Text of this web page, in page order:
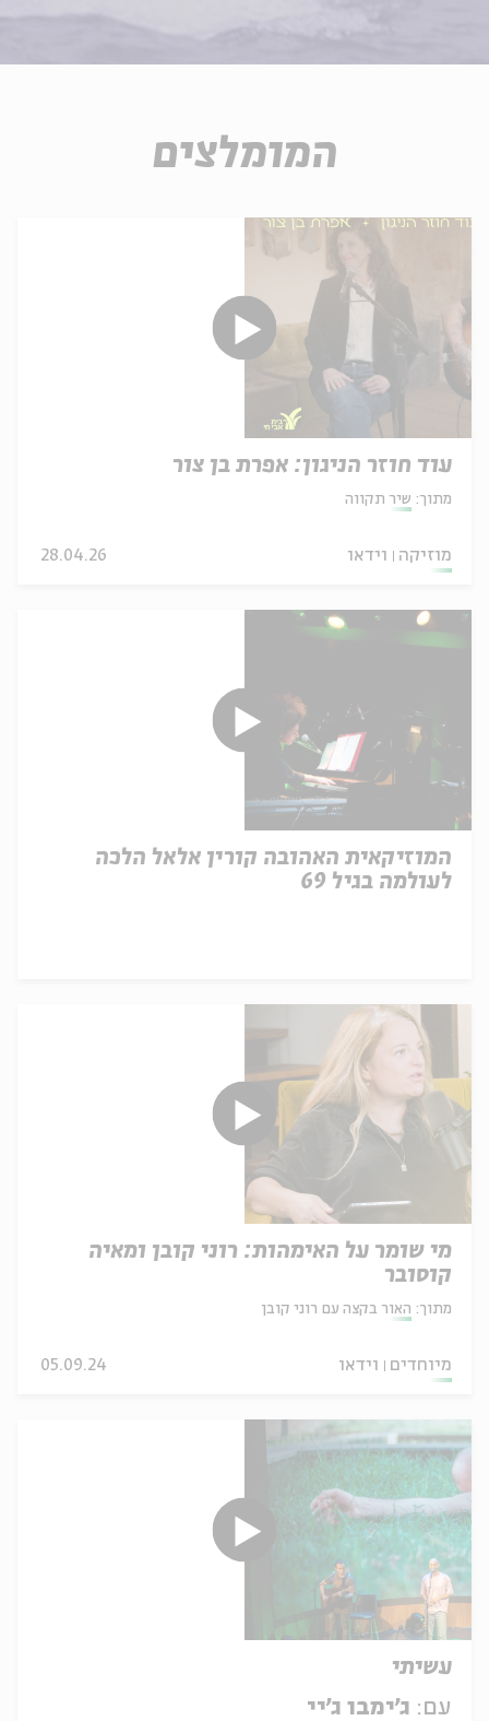
המומלצים
עוד חוזר הניגון: אפרת בן צור
מתוך: שיר תקווה
מוזיקה וידאו 28.04.26
המוזיקאית האהובה קורין אלאל הלכה
לעולמה בגיל 69
מי שומר על האימהות: רוני קובן ומאיה
קוסובר
מתוך: האור בקצה עם רוני קובן
מיוחדים וידאו 05.09.24
עשיתי
עם: ג'ימבו ג'יי